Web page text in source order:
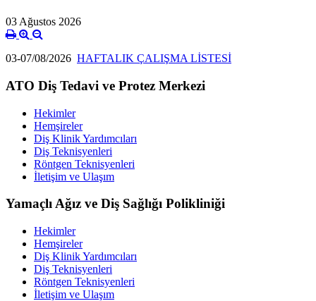
03 Ağustos 2026
03-07/08/2026 HAFTALIK ÇALIŞMA LİSTESİ
ATO Diş Tedavi ve Protez Merkezi
Hekimler
Hemşireler
Diş Klinik Yardımcıları
Diş Teknisyenleri
Röntgen Teknisyenleri
İletişim ve Ulaşım
Yamaçlı Ağız ve Diş Sağlığı Polikliniği
Hekimler
Hemşireler
Diş Klinik Yardımcıları
Diş Teknisyenleri
Röntgen Teknisyenleri
İletişim ve Ulaşım